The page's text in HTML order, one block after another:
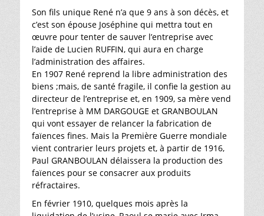
Son fils unique René n’a que 9 ans à son décès, et
c’est son épouse Joséphine qui mettra tout en
œuvre pour tenter de sauver l’entreprise avec
l’aide de Lucien RUFFIN, qui aura en charge
l’administration des affaires.
En 1907 René reprend la libre administration des
biens ;mais, de santé fragile, il confie la gestion au
directeur de l’entreprise et, en 1909, sa mère vend
l’entreprise à MM DARGOUGE et GRANBOULAN
qui vont essayer de relancer la fabrication de
faïences fines. Mais la Première Guerre mondiale
vient contrarier leurs projets et, à partir de 1916,
Paul GRANBOULAN délaissera la production des
faïences pour se consacrer aux produits
réfractaires.
En février 1910, quelques mois après la